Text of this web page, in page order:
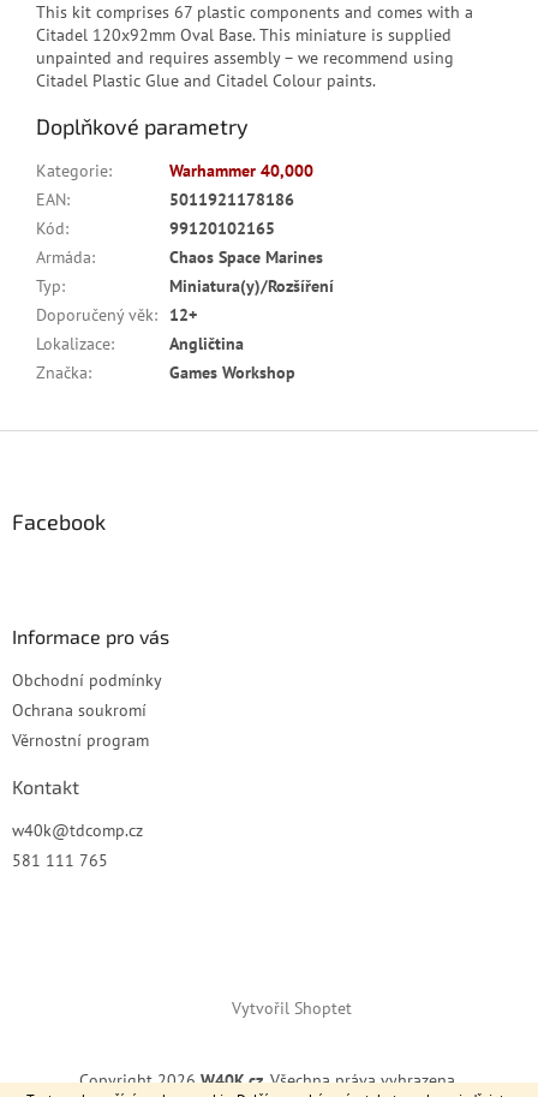
This kit comprises 67 plastic components and comes with a
Citadel 120x92mm Oval Base. This miniature is supplied
unpainted and requires assembly – we recommend using
Citadel Plastic Glue and Citadel Colour paints.
Doplňkové parametry
Kategorie:
Warhammer 40,000
EAN:
5011921178186
Kód:
99120102165
Armáda:
Chaos Space Marines
Typ:
Miniatura(y)/Rozšíření
Doporučený věk:
12+
Lokalizace:
Angličtina
Značka: Games Workshop
Facebook
Informace pro vás
Obchodní podmínky
Ochrana soukromí
Věrnostní program
Kontakt
w40k@tdcomp.cz
581 111 765
Vytvořil Shoptet
Copyright 2026W40K.cz. Všechna práva vyhrazena.